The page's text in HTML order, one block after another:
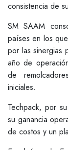
consistencia de
SM SAAM
países en los
por las sinergias
año de
de
iniciales.
Techpack, por
su ganancia
de costos y un